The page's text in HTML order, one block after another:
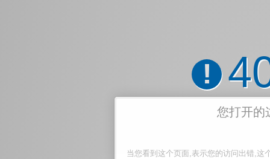
!
您打开的
当您看到这个页面,表示您的访问出错,这